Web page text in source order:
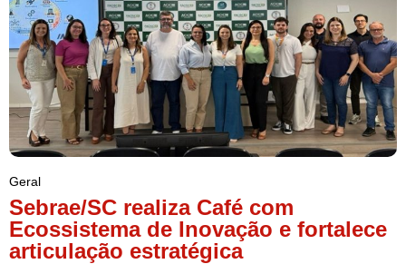
Geral
Sebrae/SC realiza Café com
Ecossistema de Inovação e fortalece
articulação estratégica